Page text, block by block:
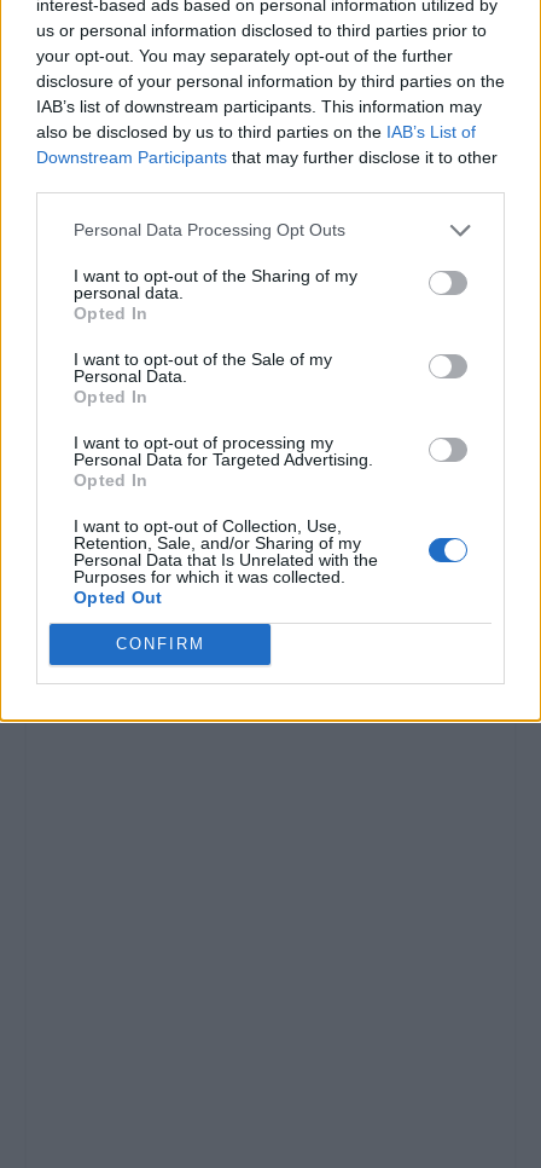
interest-based ads based on personal information utilized by
us or personal information disclosed to third parties prior to
your opt-out. You may separately opt-out of the further
disclosure of your personal information by third parties on the
IAB’s list of downstream participants. This information may
also be disclosed by us to third parties on the IAB’s List of
Downstream Participants that may further disclose it to other
Personal Data Processing Opt Outs
I want to opt-out of the Sharing of my
personal data.
Opted In
I want to opt-out of the Sale of my
Personal Data.
Opted In
I want to opt-out of processing my
Personal Data for Targeted Advertising.
Opted In
I want to opt-out of Collection, Use,
Retention, Sale, and/or Sharing of my
Personal Data that Is Unrelated with the
Purposes for which it was collected.
Opted Out
CONFIRM